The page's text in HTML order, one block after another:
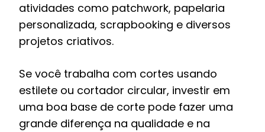
atividades como patchwork, papelaria
personalizada, scrapbooking e diversos
projetos criativos.
Se você trabalha com cortes usando
estilete ou cortador circular, investir em
uma boa base de corte pode fazer uma
grande diferença na qualidade e na